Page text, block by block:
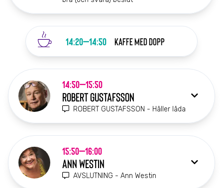
14:20–14:50 KAFFE med dopp
14:50–15:50
ROBERT GUSTAFSSON
ROBERT GUSTAFSSON - Håller låda
15:50–16:00
ANN WESTIN
AVSLUTNING - Ann Westin